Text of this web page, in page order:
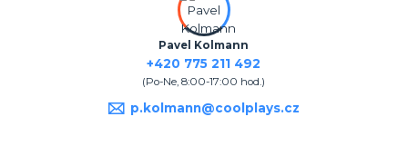
Pavel Kolmann
+420 775 211 492
(Po-Ne, 8:00-17:00 hod.)
p.kolmann@coolplays.cz